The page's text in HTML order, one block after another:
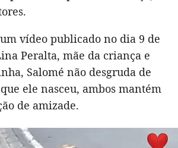
vídeo publicado no dia 9 de
Peralta, mãe da criança e
Salomé não desgruda de
ele nasceu, ambos mantém
de amizade.